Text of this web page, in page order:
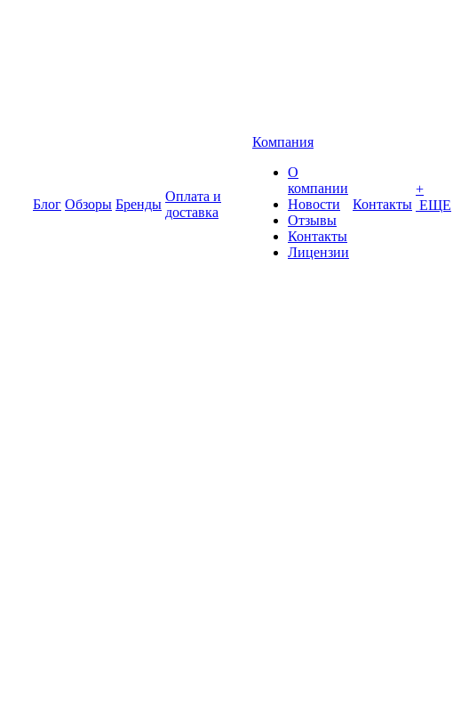
Блог Обзоры Бренды
Оплата и
доставка
Компания
О
компании
Новости
Отзывы
Контакты
Лицензии
Контакты
+
ЕЩЕ